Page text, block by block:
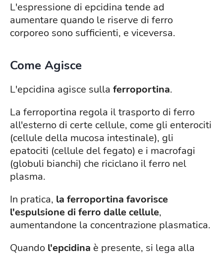
L'espressione di epcidina tende ad
aumentare quando le riserve di ferro
corporeo sono sufficienti, e viceversa.
Come Agisce
L'epcidina agisce sulla ferroportina.
La ferroportina regola il trasporto di ferro
all'esterno di certe cellule, come gli enterociti
(cellule della mucosa intestinale), gli
epatociti (cellule del fegato) e i macrofagi
(globuli bianchi) che riciclano il ferro nel
plasma.
In pratica, la ferroportina favorisce
l'espulsione di ferro dalle cellule,
aumentandone la concentrazione plasmatica.
Quando l'epcidina è presente, si lega alla